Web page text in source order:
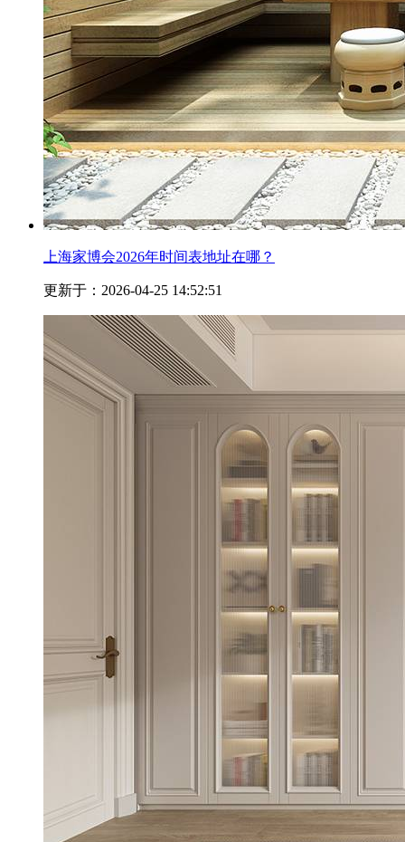
上海家博会2026年时间表地址在哪？
更新于：2026-04-25 14:52:51